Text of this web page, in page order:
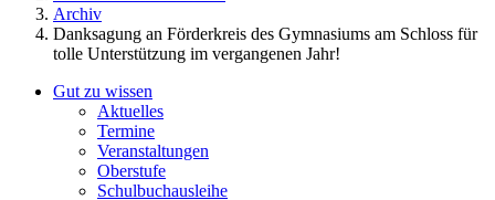
Archiv
Danksagung an Förderkreis des Gymnasiums am Schloss für
tolle Unterstützung im vergangenen Jahr!
Gut zu wissen
Aktuelles
Termine
Veranstaltungen
Oberstufe
Schulbuchausleihe